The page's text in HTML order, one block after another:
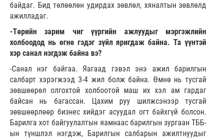
байдаг. Бид төлөөлөн удирдах зөвлөл, хяналтын зөвлөлд
ажилладаг.
-Төрийн зарим чиг үүргийн ажлуудыг мэргэжлийн
холбоодод нь өгнө гэдэг зүйл яригдаж байна. Та үүнтэй
хэр санал нэгдэж байна вэ?
-Санал нэг байгаа. Яагаад гэвэл энэ ажил барилгын
салбарт хэрэгжээд 3-4 жил болж байна. Өмнө нь тусгай
зөвшөөрөл олгохтой холбоотой маш их хэл ам гардаг
байсан нь багассан. Цахим руу шилжсэнээр тусгай
зөвшөөрлөөр бизнес хийдэг асуудал огт байхгүй болсон.
Барилга хот байгуулалтын яамнаас барилгын зургаан ТББ-
ын түншлэл нэгдэж, Барилгын салбарын ажилтнуудыг